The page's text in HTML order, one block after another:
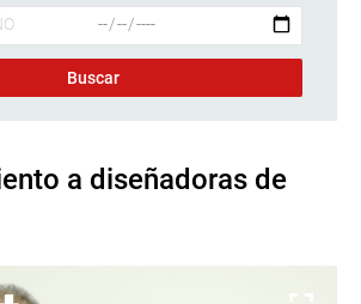
a diseñadoras de